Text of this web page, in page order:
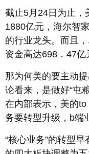
截止5月24日为止，
1880亿元，海尔智
的行业龙头。而且
资金高达698．47亿
那为何美的要主动
论看来，是做好“屯
在内部表示，美的
务要转型升级，b端
“核心业务”的转型